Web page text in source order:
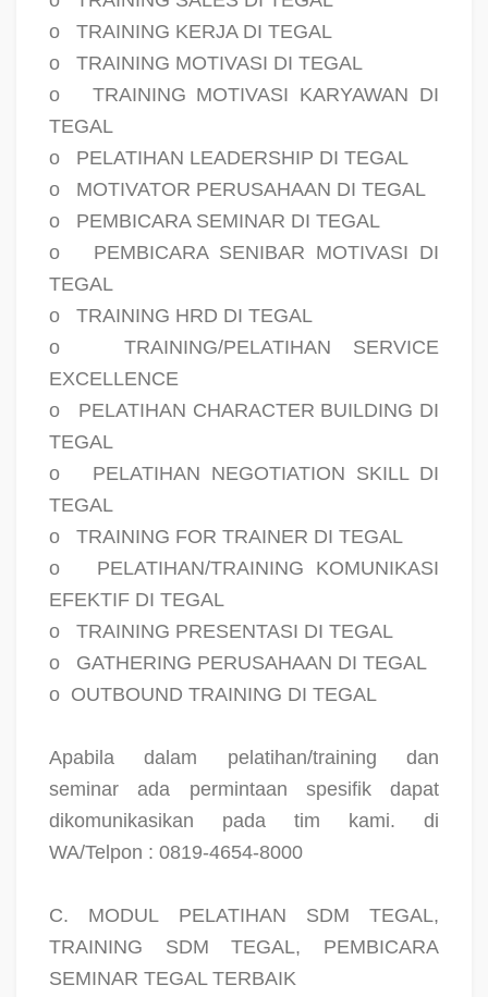
o
TRAINING KERJA DI TEGAL
o
TRAINING MOTIVASI DI TEGAL
o
TRAINING MOTIVASI KARYAWAN DI
TEGAL
o
PELATIHAN LEADERSHIP DI TEGAL
o
MOTIVATOR PERUSAHAAN DI TEGAL
o
PEMBICARA SEMINAR DI TEGAL
o
PEMBICARA SENIBAR MOTIVASI DI
TEGAL
o
TRAINING HRD DI TEGAL
o
TRAINING/PELATIHAN SERVICE
EXCELLENCE
o
PELATIHAN CHARACTER BUILDING DI
TEGAL
o
PELATIHAN NEGOTIATION SKILL DI
TEGAL
o
TRAINING FOR TRAINER DI TEGAL
o
PELATIHAN/TRAINING KOMUNIKASI
EFEKTIF DI TEGAL
o
TRAINING PRESENTASI DI TEGAL
o
GATHERING PERUSAHAAN DI TEGAL
o OUTBOUND TRAINING DI TEGAL
Apabila dalam pelatihan/training dan
seminar ada permintaan spesifik dapat
dikomunikasikan pada tim kami. di
WA/Telpon : 0819-4654-8000
C. MODUL PELATIHAN SDM TEGAL,
TRAINING SDM TEGAL, PEMBICARA
SEMINAR TEGAL TERBAIK